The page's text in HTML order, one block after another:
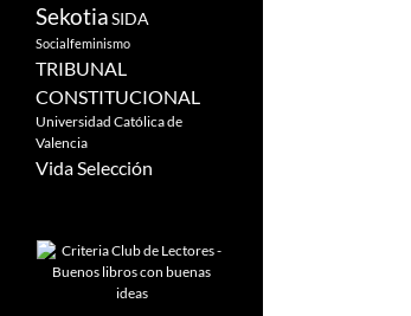
SekotiaSIDA
Socialfeminismo
TRIBUNAL
CONSTITUCIONAL
Universidad Católica de
Valencia
Vida Selección